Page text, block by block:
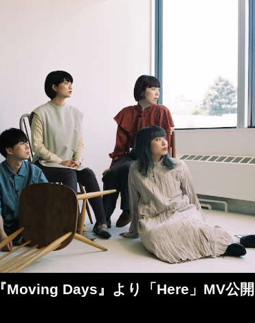
Days』より「Here」MV公